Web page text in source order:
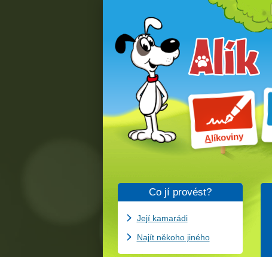
Alíkoviny
Co jí provést?
Její kamarádi
Najít někoho jiného